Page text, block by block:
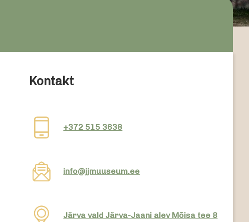
Kontakt
+372 515 3638
info@jjmuuseum.ee
Järva vald Järva-Jaani alev Mõisa tee 8